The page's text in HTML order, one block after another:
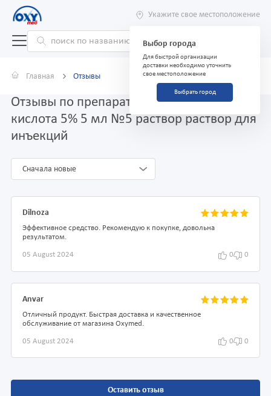
Укажите свое местоположение
Выбор города
Для быстрой организации
доставки необходимо уточнить
свое местоположение
Выбрать город
Главная Отзывы
Отзывы по препарату Аскорбиновая
кислота 5% 5 мл №5 раствор раствор для
инъекций
Сначала новые
Dilnoza
Эффективное средство. Рекомендую к покупке, довольна
результатом.
05 August 2024 0 0
Anvar
Отличный продукт. Быстрая доставка и качественное
обслуживание от магазина Oxymed.
05 August 2024 0 0
Оставить отзыв